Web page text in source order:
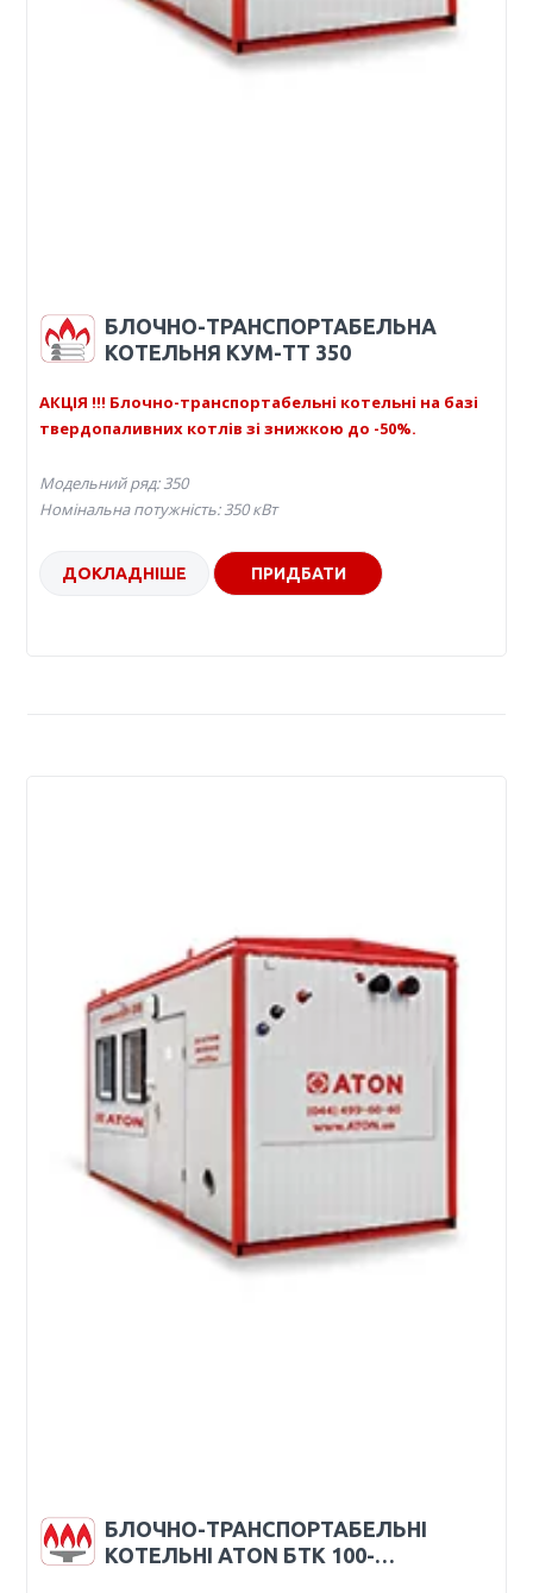
БЛОЧНО-ТРАНСПОРТАБЕЛЬНА
КОТЕЛЬНЯ КУМ-ТТ 350
АКЦІЯ !!! Блочно-транспортабельні котельні на базі
твердопаливних котлів зі знижкою до -50%.
Модельний ряд: 350
Номінальна потужність: 350 кВт
ДОКЛАДНІШЕ ПРИДБАТИ
БЛОЧНО-ТРАНСПОРТАБЕЛЬНІ
КОТЕЛЬНІ ATON БТК 100-…